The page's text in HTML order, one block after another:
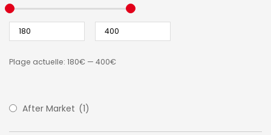
Plage actuelle: 180€ — 400€
After Market (1)